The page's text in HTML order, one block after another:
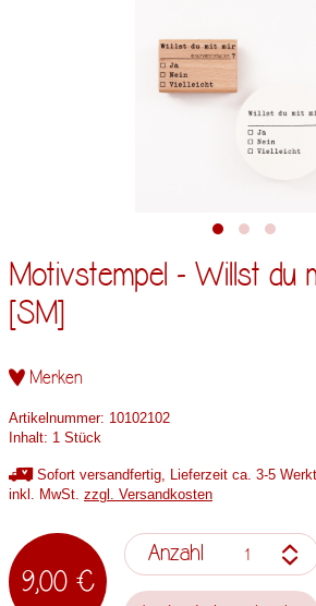
Motivstempel - Willst du
[SM]
Merken
Artikelnummer: 10102102
Inhalt: 1 Stück
Sofort versandfertig, Lieferzeit ca. 3-5
inkl. MwSt. zzgl. Versandkosten
9,00 €
Anzahl